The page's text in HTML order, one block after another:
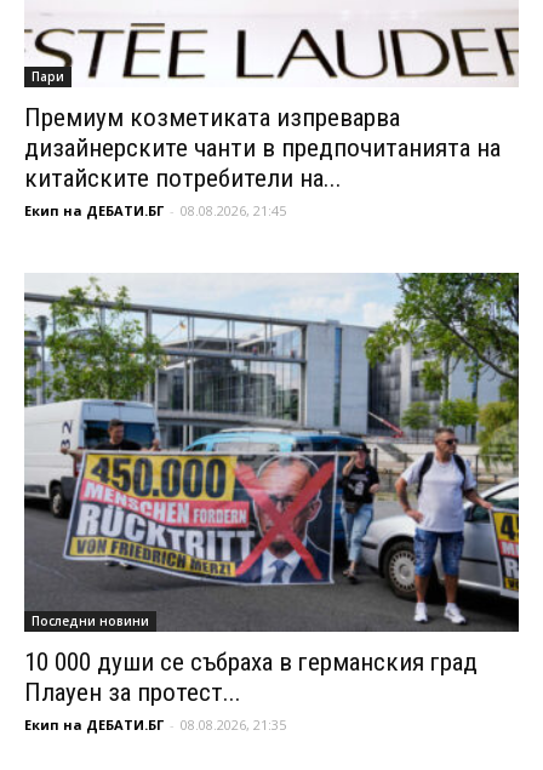
Пари
Премиум козметиката изпреварва
дизайнерските чанти в предпочитанията на
китайските потребители на...
Екип на ДЕБАТИ.БГ - 08.08.2026, 21:45
Последни новини
10 000 души се събраха в германския град
Плауен за протест...
Екип на ДЕБАТИ.БГ - 08.08.2026, 21:35